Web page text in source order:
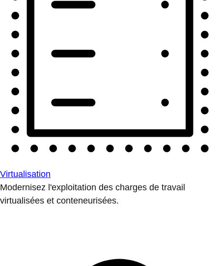
Virtualisation
Modernisez l'exploitation des charges de travail
virtualisées et conteneurisées.